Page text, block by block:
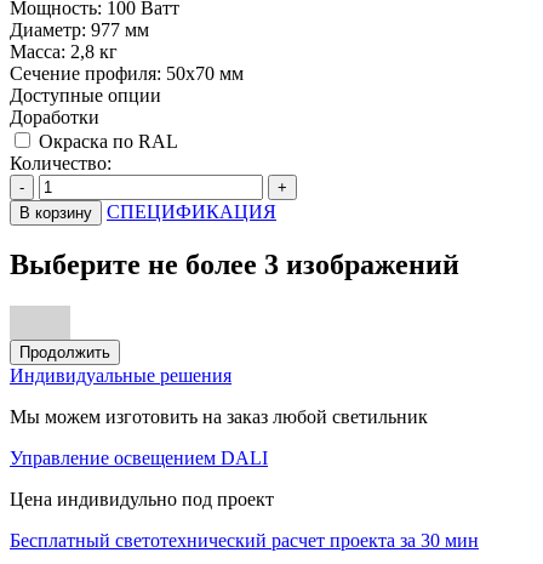
Мощность: 100 Ватт
Диаметр: 977 мм
Масса: 2,8 кг
Сечение профиля: 50х70 мм
Доступные опции
Доработки
Окраска по RAL
Количество:
-
+
В корзину
СПЕЦИФИКАЦИЯ
Выберите не более 3 изображений
Продолжить
Индивидуальные решения
Мы можем изготовить на заказ любой светильник
Управление освещением DALI
Цена индивидульно под проект
Бесплатный светотехнический расчет проекта за 30 мин